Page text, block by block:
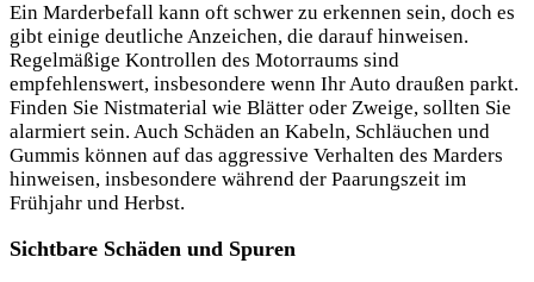
Ein Marderbefall kann oft schwer zu erkennen sein, doch es
gibt einige deutliche Anzeichen, die darauf hinweisen.
Regelmäßige Kontrollen des Motorraums sind
empfehlenswert, insbesondere wenn Ihr Auto draußen parkt.
Finden Sie Nistmaterial wie Blätter oder Zweige, sollten Sie
alarmiert sein. Auch Schäden an Kabeln, Schläuchen und
Gummis können auf das aggressive Verhalten des Marders
hinweisen, insbesondere während der Paarungszeit im
Frühjahr und Herbst.
Sichtbare Schäden und Spuren